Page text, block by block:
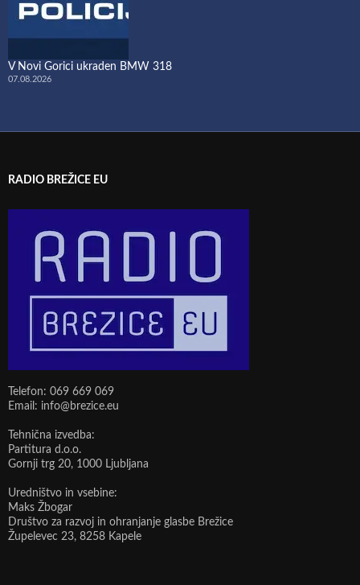
V Novi Gorici ukraden BMW 318
07.08.2026
RADIO BREŽICE EU
Telefon: 069 669 069
Email: info@brezice.eu
Tehnična izvedba:
Partitura d.o.o.
Gornji trg 20, 1000 Ljubljana
Uredništvo in vsebine:
Maks Žbogar
Društvo za razvoj in ohranjanje glasbe Brežice
Župelevec 23, 8258 Kapele